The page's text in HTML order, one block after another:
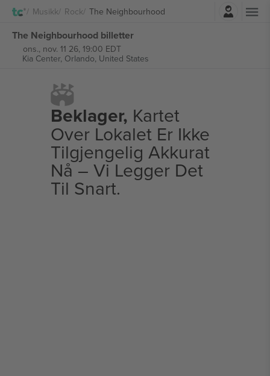
Musikk Rock The NeighbourhoodLogg Inn
The Neighbourhood billetter
ons., nov. 11 26, 19:00 EDT
Kia Center, Orlando, United States
Beklager, Kartet
Over Lokalet Er Ikke
Tilgjengelig Akkurat
Nå – Vi Legger Det
Til Snart.